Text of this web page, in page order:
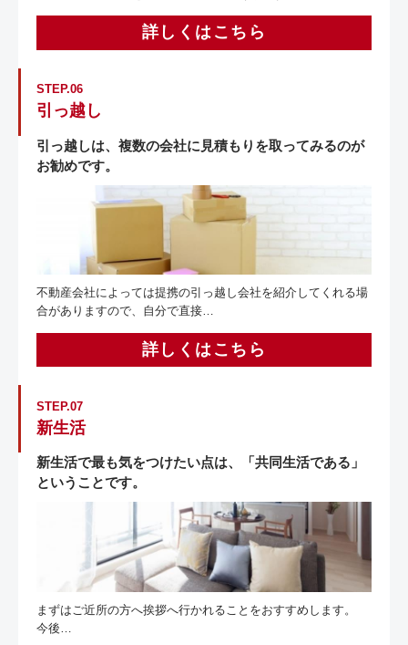
詳しくはこちら
STEP.06
引っ越し
引っ越しは、複数の会社に見積もりを取ってみるのが
お勧めです。
不動産会社によっては提携の引っ越し会社を紹介してくれる場
合がありますので、自分で直接…
詳しくはこちら
STEP.07
新生活
新生活で最も気をつけたい点は、「共同生活である」
ということです。
まずはご近所の方へ挨拶へ行かれることをおすすめします。
今後…